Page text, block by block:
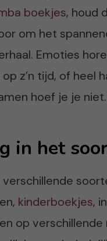
boekjes, houd
om het
Emoties
z’n tijd, of heel
hoef je je niet.
in het
kinderboekjes,
op